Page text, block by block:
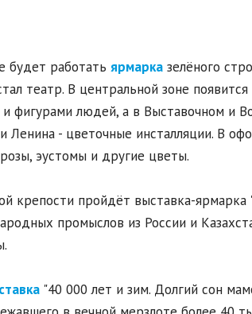
будет работать ярмарказелёного
театр. В центральной зоне
фигурами людей, а в Выставочном и
Ленина - цветочные инсталляции. В
эустомы и другие цветы.
крепости пройдёт выставка-ярмарка
промыслов из России и
"40 000 лет и зим. Долгий сон